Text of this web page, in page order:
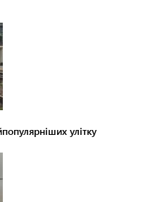
улітку